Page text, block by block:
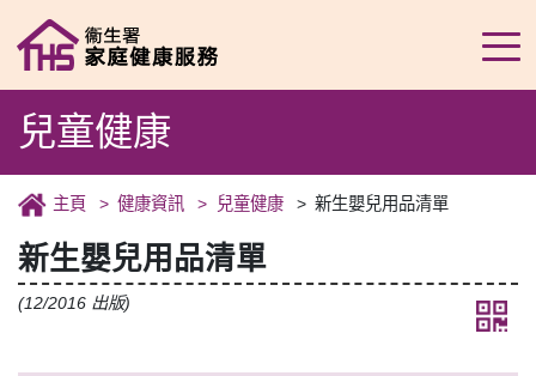
兒童健康
主頁 健康資訊 兒童健康 新生嬰兒用品清單
新生嬰兒用品清單
(12/2016 出版)